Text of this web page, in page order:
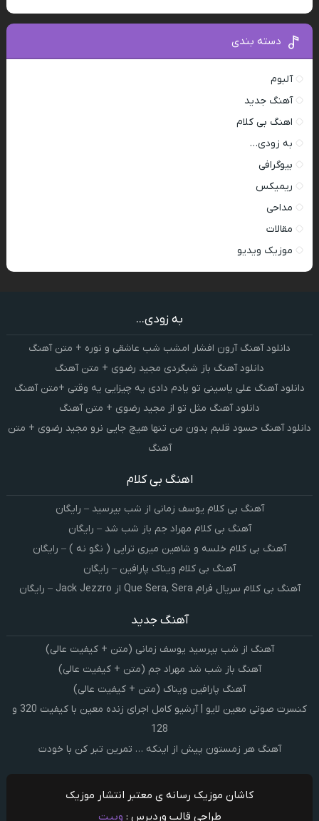
دسته بندی
آلبوم
آهنگ جدید
اهنگ بی کلام
به زودی…
بیوگرافی
ریمیکس
مداحی
مقالات
موزیک ویدیو
به زودی...
دانلود آهنگ آرون افشار امشب شب عاشقی و نوره + متن آهنگ
دانلود آهنگ باز شبگردی مجید رضوی + متن آهنگ
دانلود آهنگ علی یاسینی تو یادم دادی یه چیزایی یه وقتی +متن آهنگ
دانلود آهنگ مثل تو از مجید رضوی + متن آهنگ
دانلود آهنگ حسود قلبم بدون من تنها هیچ جایی نرو مجید رضوی + متن
آهنگ
اهنگ بی کلام
آهنگ بی کلام یوسف زمانی از شب بپرسید – رایگان
آهنگ بی کلام مهراد جم باز شب شد – رایگان
آهنگ بی کلام خلسه و شاهین میری تراپی ( نگو نه ) – رایگان
آهنگ بی کلام ویناک پارافین – رایگان
آهنگ بی کلام سریال فرام Que Sera, Sera از Jack Jezzro – رایگان
آهنگ جدید
آهنگ از شب بپرسید یوسف زمانی (متن + کیفیت عالی)
آهنگ باز شب شد مهراد جم (متن + کیفیت عالی)
آهنگ پارافین ویناک (متن + کیفیت عالی)
کنسرت صوتی معین لایو | آرشیو کامل اجرای زنده معین با کیفیت 320 و
128
آهنگ هر زمستون پیش از اینکه … تمرین تبر کن با خودت
کاشان موزیک رسانه ی معتبر انتشار موزیک
طراحی قالب وردپرس : وبیت